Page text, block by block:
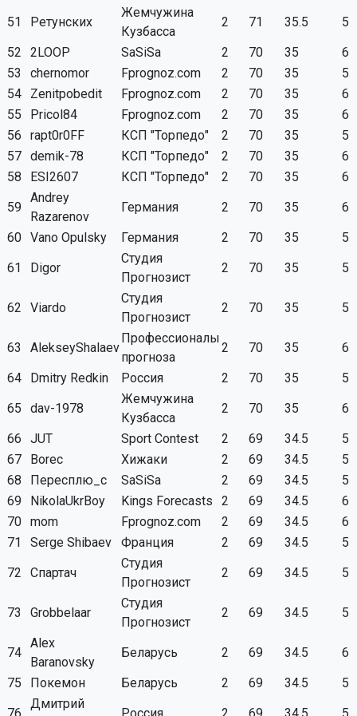
51 Ретунских
Жемчужина
Кузбасса
2 71 35.5
5
52
2LOOP SaSiSa 2 70 35
6
53
chernomor Fprognoz.com 2 70 35
5
54
Zenitpobedit Fprognoz.com 2 70 35
6
55
Pricol84 Fprognoz.com 2 70 35
6
56
rapt0r0FF КСП "Торпедо" 2 70 35
5
57 demik-78 КСП "Торпедо" 2 70 35
6
58
ESI2607 КСП "Торпедо" 2 70 35
6
59
Andrey
Razarenov
Германия 2 70 35
6
60 Vano Opulsky Германия 2 70 35
5
61
Digor
Студия
Прогнозист
2 70 35 5
62 Viardo
Студия
Прогнозист
2 70 35 5
63 AlekseyShalaev
Профессионалы
прогноза
2 70 35
6
64
Dmitry Redkin Россия 2 70 35
5
65
dav-1978
Жемчужина
Кузбасса
2 70 35
6
66
JUT Sport Contest 2 69 34.5
5
67
Borec Хижаки 2 69 34.5
5
68
Пересплю_с SaSiSa 2 69 34.5
5
69
NikolaUkrBoy Kings Forecasts 2 69 34.5
6
70 mom Fprognoz.com 2 69 34.5
6
71
Serge Shibaev Франция 2 69 34.5
5
72
Спартач
Студия
Прогнозист
2 69 34.5 5
73 Grobbelaar
Студия
Прогнозист
2 69 34.5 5
74
Alex
Baranovsky
Беларусь 2 69 34.5
6
75
Покемон Беларусь 2 69 34.5
5
Дмитрий